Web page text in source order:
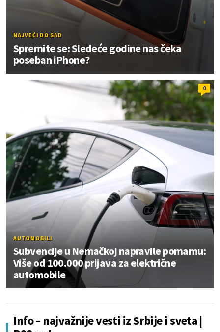
NAJVEĆI DO SAD
Spremite se: Sledeće godine nas čeka
poseban iPhone?
0
AUTOMOBILI
Subvencije u Nemačkoj napravile pomamu:
Više od 100.000 prijava za električne
automobile
Info – najvažnije vesti iz Srbije i sveta |